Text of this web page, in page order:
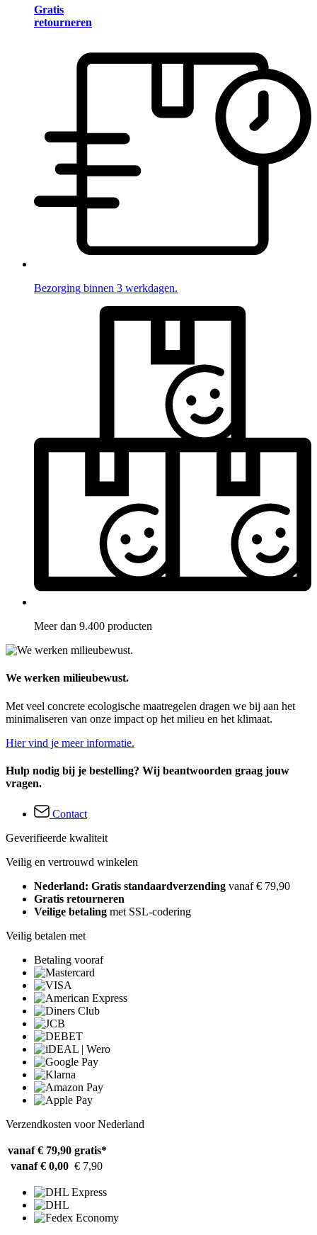
Gratis
retourneren
Bezorging binnen 3 werkdagen.
Meer dan 9.400 producten
We werken milieubewust.
Met veel concrete ecologische maatregelen dragen we bij aan het
minimaliseren van onze impact op het milieu en het klimaat.
Hier vind je meer informatie.
Hulp nodig bij je bestelling? Wij beantwoorden graag jouw
vragen.
Contact
Geverifieerde kwaliteit
Veilig en vertrouwd winkelen
Nederland: Gratis standaardverzending vanaf € 79,90
Gratis retourneren
Veilige betaling met SSL-codering
Veilig betalen met
Betaling vooraf
Verzendkosten voor Nederland
vanaf € 79,90 gratis*
vanaf € 0,00 € 7,90